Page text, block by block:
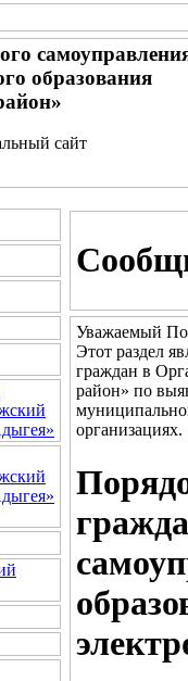
образования
сайт
Уважаемый
Этот раздел
граждан в
район» по
организациях.